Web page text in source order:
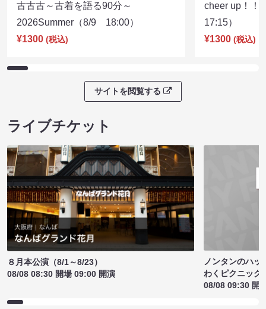
古古古～古着を語る90分～
2026Summer（8/9 18:00）
¥1300 (税込)
cheer up！
17:15）
¥1300 (税込)
サイトを閲覧する
ライブチケット
８月本公演（8/1～8/23）
08/08 08:30 開場 09:00 開演
ノンタンのハッ
わくピクニック
08/08 09:30 開